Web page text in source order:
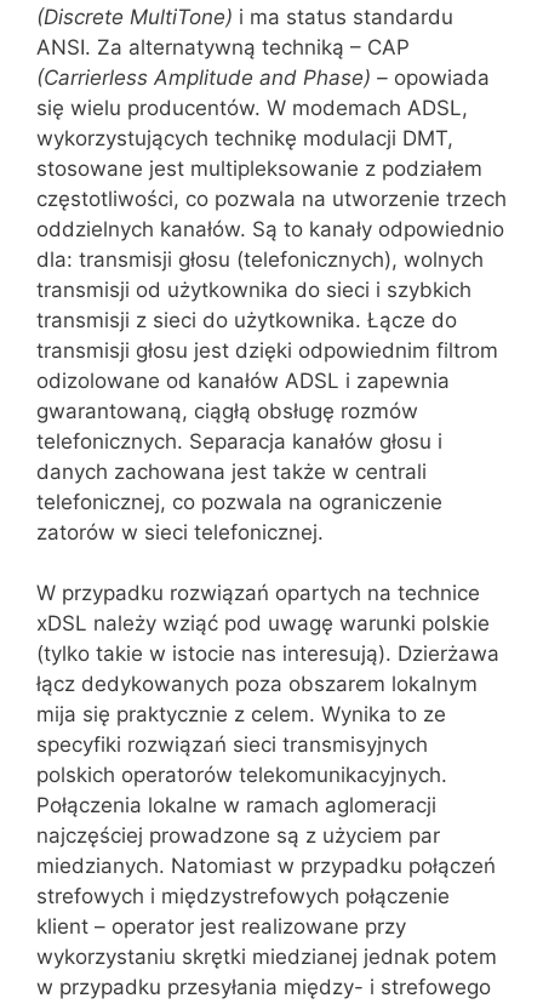
(Discrete MultiTone) i ma status standardu
ANSI. Za alternatywną techniką – CAP
(Carrierless Amplitude and Phase) – opowiada
się wielu producentów. W modemach ADSL,
wykorzystujących technikę modulacji DMT,
stosowa‌ne jest multipleksowanie z podziałem
częstotliwości, co pozwala na utwo‌rzenie trzech
oddzielnych kanałów. Są to kanały odpo‌wiednio
dla: transmisji głosu (telefonicznych), wolnych
transmisji od użyt‌kownika do sieci i szybkich
transmisji z sieci do użytkownika. Łącze do
transmisji głosu jest dzięki odpowiednim filtrom
odizolowane od kanałów ADSL i zapewnia
gwarantowaną, ciągłą obsługę rozmów
telefonicznych. Separacja kanałów głosu i
danych zachowana jest także w centrali
telefo‌nicznej, co pozwala na ograniczenie
zatorów w sieci telefonicznej.
W przypadku rozwiązań opartych na technice
xDSL należy wziąć pod uwagę warunki polskie
(tylko takie w istocie nas interesują). Dzierżawa
łącz dedykowanych poza obszarem lokalnym
mija się praktycznie z celem. Wynika to ze
specyfiki rozwiązań sieci transmisyjnych
polskich operatorów telekomunikacyjnych.
Połączenia lokalne w ramach aglomeracji
najczęściej prowadzone są z użyciem par
miedzianych. Natomiast w przypadku połączeń
strefowych i międzystrefowych połączenie
klient – operator jest realizowane przy
wykorzystaniu skrętki miedzianej jednak potem
w przypadku przesyłania między- i strefowego